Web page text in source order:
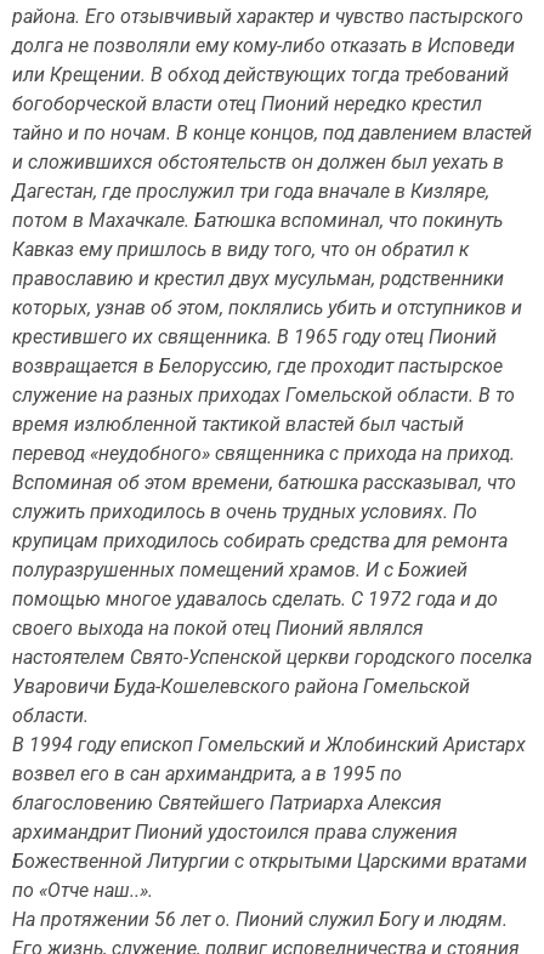
района. Его отзывчивый характер и чувство пастырского
долга не позволяли ему кому-либо отказать в Исповеди
или Крещении. В обход действующих тогда требований
богоборческой власти отец Пионий нередко крестил
тайно и по ночам. В конце концов, под давлением властей
и сложившихся обстоятельств он должен был уехать в
Дагестан, где прослужил три года вначале в Кизляре,
потом в Махачкале. Батюшка вспоминал, что покинуть
Кавказ ему пришлось в виду того, что он обратил к
православию и крестил двух мусульман, родственники
которых, узнав об этом, поклялись убить и отступников и
крестившего их священника. В 1965 году отец Пионий
возвращается в Белоруссию, где проходит пастырское
служение на разных приходах Гомельской области. В то
время излюбленной тактикой властей был частый
перевод «неудобного» священника с прихода на приход.
Вспоминая об этом времени, батюшка рассказывал, что
служить приходилось в очень трудных условиях. По
крупицам приходилось собирать средства для ремонта
полуразрушенных помещений храмов. И с Божией
помощью многое удавалось сделать. С 1972 года и до
своего выхода на покой отец Пионий являлся
настоятелем Свято-Успенской церкви городского поселка
Уваровичи Буда-Кошелевского района Гомельской
области.
В 1994 году епископ Гомельский и Жлобинский Аристарх
возвел его в сан архимандрита, а в 1995 по
благословению Святейшего Патриарха Алексия
архимандрит Пионий удостоился права служения
Божественной Литургии с открытыми Царскими вратами
по «Отче наш..».
На протяжении 56 лет о. Пионий служил Богу и людям.
Его жизнь, служение, подвиг исповедничества и стояния